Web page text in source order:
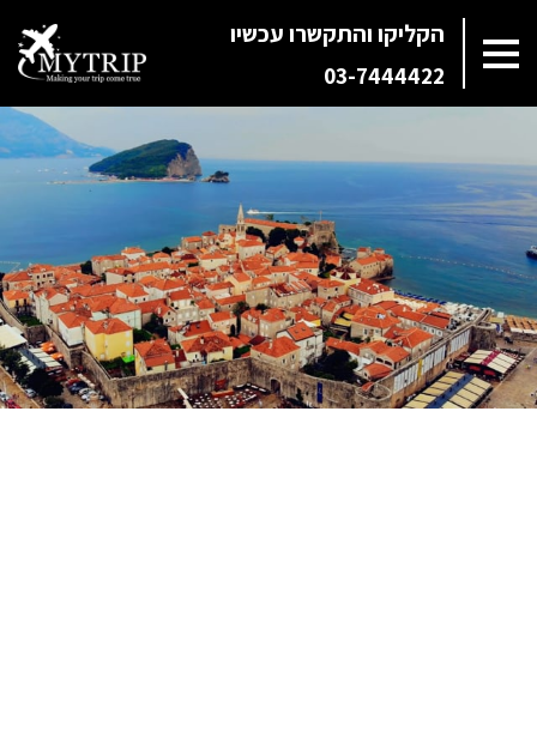
הקליקו והתקשרו עכשיו
03-7444422